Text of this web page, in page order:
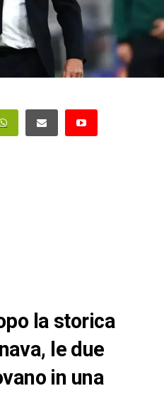
la storica
le due
in una